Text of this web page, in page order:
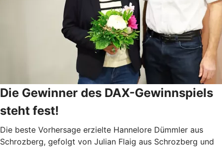
Die Gewinner des DAX-Gewinnspiels
steht fest!
Die beste Vorhersage erzielte Hannelore Dümmler aus
Schrozberg, gefolgt von Julian Flaig aus Schrozberg und